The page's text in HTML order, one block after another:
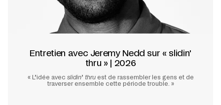
Entretien avec Jeremy Nedd sur « slidin'
thru » | 2026
« L’idée avec slidin’ thru est de rassembler les gens et de
traverser ensemble cette période trouble. »